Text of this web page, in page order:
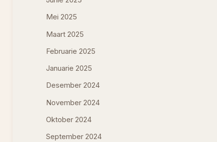
Mei 2025
Maart 2025
Februarie 2025
Januarie 2025
Desember 2024
November 2024
Oktober 2024
September 2024